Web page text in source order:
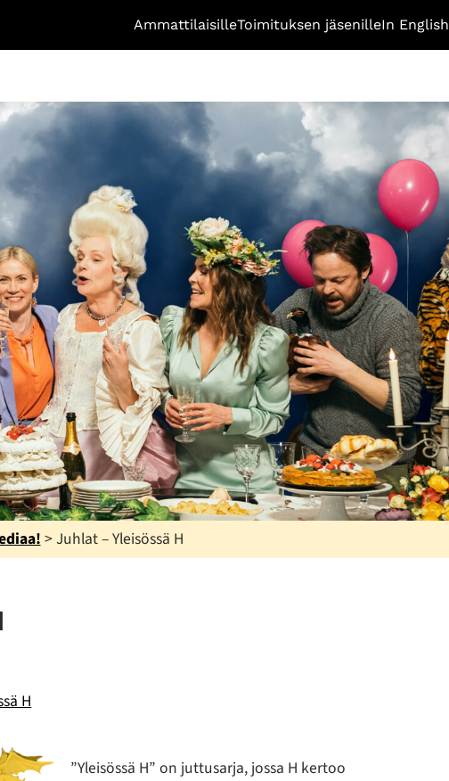
AmmattilaisilleToimituksen jäsenilleIn English
> Juhlat – Yleisössä H
H
”Yleisössä H” on juttusarja, jossa H kertoo